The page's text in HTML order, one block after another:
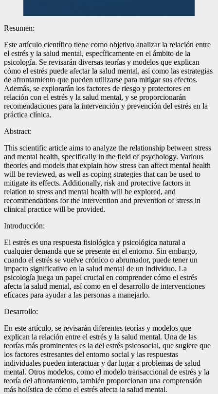
Resumen:
Este artículo científico tiene como objetivo analizar la relación entre
el estrés y la salud mental, específicamente en el ámbito de la
psicología. Se revisarán diversas teorías y modelos que explican
cómo el estrés puede afectar la salud mental, así como las estrategias
de afrontamiento que pueden utilizarse para mitigar sus efectos.
Además, se explorarán los factores de riesgo y protectores en
relación con el estrés y la salud mental, y se proporcionarán
recomendaciones para la intervención y prevención del estrés en la
práctica clínica.
Abstract:
This scientific article aims to analyze the relationship between stress
and mental health, specifically in the field of psychology. Various
theories and models that explain how stress can affect mental health
will be reviewed, as well as coping strategies that can be used to
mitigate its effects. Additionally, risk and protective factors in
relation to stress and mental health will be explored, and
recommendations for the intervention and prevention of stress in
clinical practice will be provided.
Introducción:
El estrés es una respuesta fisiológica y psicológica natural a
cualquier demanda que se presente en el entorno. Sin embargo,
cuando el estrés se vuelve crónico o abrumador, puede tener un
impacto significativo en la salud mental de un individuo. La
psicología juega un papel crucial en comprender cómo el estrés
afecta la salud mental, así como en el desarrollo de intervenciones
eficaces para ayudar a las personas a manejarlo.
Desarrollo:
En este artículo, se revisarán diferentes teorías y modelos que
explican la relación entre el estrés y la salud mental. Una de las
teorías más prominentes es la del estrés psicosocial, que sugiere que
los factores estresantes del entorno social y las respuestas
individuales pueden interactuar y dar lugar a problemas de salud
mental. Otros modelos, como el modelo transaccional de estrés y la
teoría del afrontamiento, también proporcionan una comprensión
más holística de cómo el estrés afecta la salud mental.